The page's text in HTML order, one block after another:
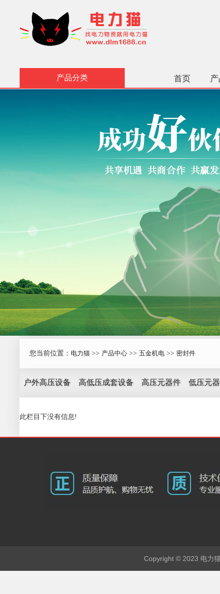
产品分类 首页
您当前位置： 电力猫 >> 产品中心 >> 五金机电 >> 密封件
户外高压设备 高低压成套设备 高压元器件 低压元
此栏目下没有信息!
Copyright © 2023 电力